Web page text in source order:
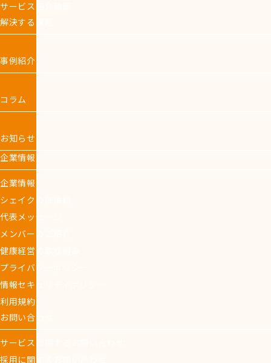
サービス紹介動画
解決する課題
事例紹介
コラム
お知らせ
企業情報
企業情報
シェイクの価値観
代表メッセージ
メンバーのご紹介
健康経営の取り組み
プライバシーポリシー
情報セキュリティポリシー
利用規約
お問い合わせ
サービスに関するお問い合わせ
採用に関するお問い合わせ